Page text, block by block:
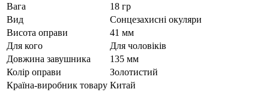
Вага
18 гр
Вид
Сонцезахисні окуляри
Висота оправи
41 мм
Для кого
Для чоловіків
Довжина завушника
135 мм
Колір оправи
Золотистий
Країна-виробник товару Китай